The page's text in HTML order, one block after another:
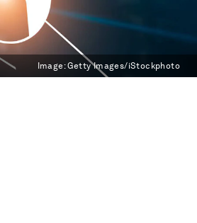
Image:Getty Images/iStockphoto